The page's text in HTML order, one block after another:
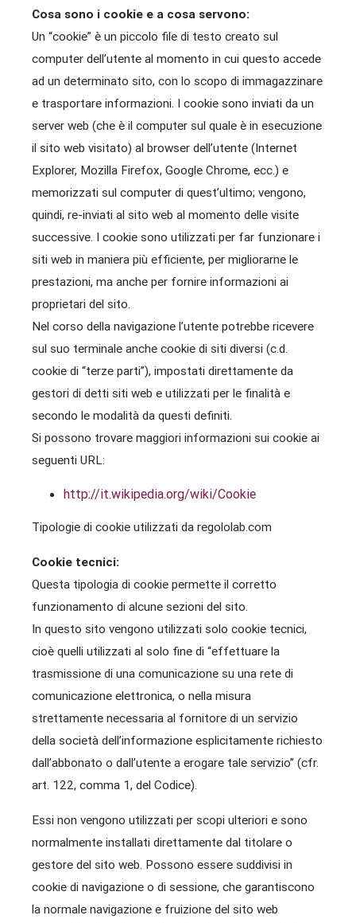
Cosa sono i cookie e a cosa servono:
Un “cookie” è un piccolo file di testo creato sul
computer dell’utente al momento in cui questo accede
ad un determinato sito, con lo scopo di immagazzinare
e trasportare informazioni. I cookie sono inviati da un
server web (che è il computer sul quale è in esecuzione
il sito web visitato) al browser dell’utente (Internet
Explorer, Mozilla Firefox, Google Chrome, ecc.) e
memorizzati sul computer di quest’ultimo; vengono,
quindi, re-inviati al sito web al momento delle visite
successive. I cookie sono utilizzati per far funzionare i
siti web in maniera più efficiente, per migliorarne le
prestazioni, ma anche per fornire informazioni ai
proprietari del sito.
Nel corso della navigazione l’utente potrebbe ricevere
sul suo terminale anche cookie di siti diversi (c.d.
cookie di “terze parti”), impostati direttamente da
gestori di detti siti web e utilizzati per le finalità e
secondo le modalità da questi definiti.
Si possono trovare maggiori informazioni sui cookie ai
seguenti URL:
http://it.wikipedia.org/wiki/Cookie
Tipologie di cookie utilizzati da regololab.com
Cookie tecnici:
Questa tipologia di cookie permette il corretto
funzionamento di alcune sezioni del sito.
In questo sito vengono utilizzati solo cookie tecnici,
cioè quelli utilizzati al solo fine di “effettuare la
trasmissione di una comunicazione su una rete di
comunicazione elettronica, o nella misura
strettamente necessaria al fornitore di un servizio
della società dell’informazione esplicitamente richiesto
dall’abbonato o dall’utente a erogare tale servizio” (cfr.
art. 122, comma 1, del Codice).
Essi non vengono utilizzati per scopi ulteriori e sono
normalmente installati direttamente dal titolare o
gestore del sito web. Possono essere suddivisi in
cookie di navigazione o di sessione, che garantiscono
la normale navigazione e fruizione del sito web